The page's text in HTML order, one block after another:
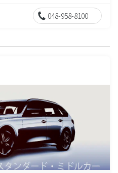
048-958-8100